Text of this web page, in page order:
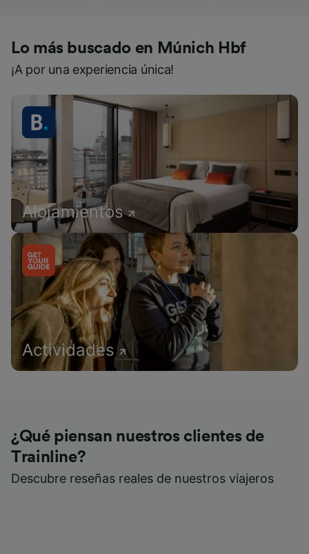
Lo más buscado en Múnich Hbf
¡A por una experiencia única!
Alojamientos
Actividades
¿Qué piensan nuestros clientes de
Trainline?
Descubre reseñas reales de nuestros viajeros